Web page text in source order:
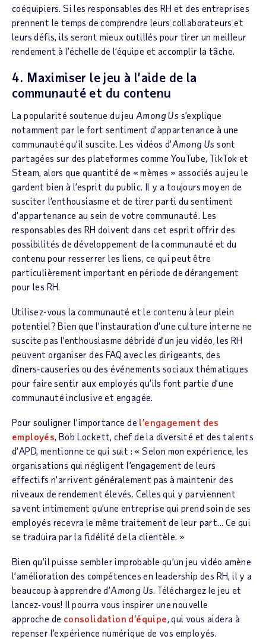
coéquipiers. Si les responsables des RH et des entreprises
prennent le temps de comprendre leurs collaborateurs et
leurs défis, ils seront mieux outillés pour tirer un meilleur
rendement à l’échelle de l’équipe et accomplir la tâche.
4. Maximiser le jeu à l’aide de la
communauté et du contenu
La popularité soutenue du jeu Among Us s’explique
notamment par le fort sentiment d’appartenance à une
communauté qu’il suscite. Les vidéos d’Among Us sont
partagées sur des plateformes comme YouTube, TikTok et
Steam, alors que quantité de « mèmes » associés au jeu le
gardent bien à l’esprit du public. Il y a toujours moyen de
susciter l’enthousiasme et de tirer parti du sentiment
d’appartenance au sein de votre communauté. Les
responsables des RH doivent dans cet esprit offrir des
possibilités de développement de la communauté et du
contenu pour resserrer les liens, ce qui peut être
particulièrement important en période de dérangement
pour les RH.
Utilisez-vous la communauté et le contenu à leur plein
potentiel? Bien que l’instauration d’une culture interne ne
suscite pas l’enthousiasme débridé d’un jeu vidéo, les RH
peuvent organiser des FAQ avec les dirigeants, des
dîners‑causeries ou des événements sociaux thématiques
pour faire sentir aux employés qu’ils font partie d’une
communauté inclusive et engagée.
Pour souligner l’importance de l’engagement des
employés, Bob Lockett, chef de la diversité et des talents
d’APD, mentionne ce qui suit : « Selon mon expérience, les
organisations qui négligent l’engagement de leurs
effectifs n’arrivent généralement pas à maintenir des
niveaux de rendement élevés. Celles qui y parviennent
savent intimement qu’une entreprise qui prend soin de ses
employés recevra le même traitement de leur part... Ce qui
se traduira par la fidélité de la clientèle. »
Bien qu’il puisse sembler improbable qu’un jeu vidéo amène
l’amélioration des compétences en leadership des RH, il y a
beaucoup à apprendre d’Among Us. Téléchargez le jeu et
lancez-vous! Il pourra vous inspirer une nouvelle
approche de consolidation d’équipe, qui vous aidera à
repenser l’expérience numérique de vos employés.